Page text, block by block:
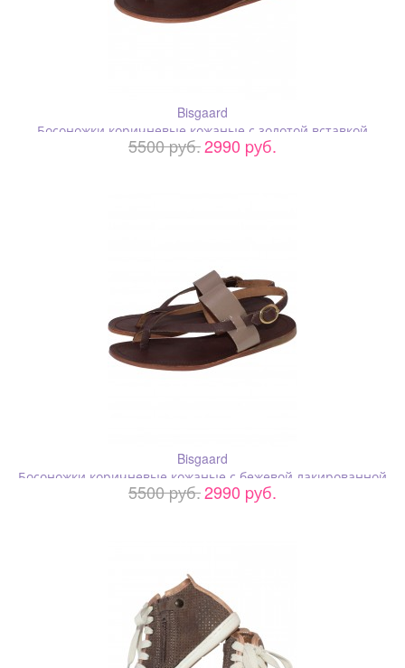
Bisgaard
Босоножки коричневые кожаные с золотой вставкой
"змеиный принт"
5500 pуб.2990 pуб.
Bisgaard
Босоножки коричневые кожаные с бежевой лакированной
вставкой
5500 pуб.2990 pуб.